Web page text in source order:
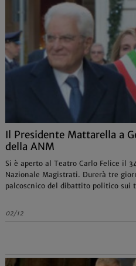
Il Presidente Mattarella a
della ANM
Si è aperto al Teatro Carlo Felice il
Nazionale Magistrati. Durerà tre
palcoscnico del dibattito politico sui
02/12